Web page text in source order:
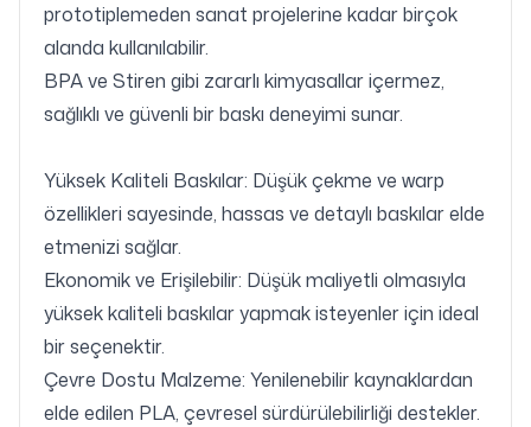
prototiplemeden sanat projelerine kadar birçok
alanda kullanılabilir.
BPA ve Stiren gibi zararlı kimyasallar içermez,
sağlıklı ve güvenli bir baskı deneyimi sunar.
Yüksek Kaliteli Baskılar: Düşük çekme ve warp
özellikleri sayesinde, hassas ve detaylı baskılar elde
etmenizi sağlar.
Ekonomik ve Erişilebilir: Düşük maliyetli olmasıyla
yüksek kaliteli baskılar yapmak isteyenler için ideal
bir seçenektir.
Çevre Dostu Malzeme: Yenilenebilir kaynaklardan
elde edilen PLA, çevresel sürdürülebilirliği destekler.